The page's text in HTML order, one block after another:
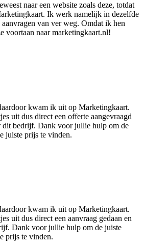
naar een website zoals deze, totdat
Ik werk namelijk in dezelfde
van ver weg. Omdat ik hen
voortaan naar marketingkaart.nl!
kwam ik uit op Marketingkaart.
uit dus direct een offerte aangevraagd
dit bedrijf. Dank voor jullie hulp om de
juiste prijs te vinden.
kwam ik uit op Marketingkaart.
uit dus direct een aanvraag gedaan en
Dank voor jullie hulp om de juiste
prijs te vinden.